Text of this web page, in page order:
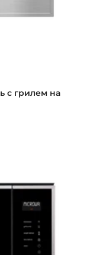
с грилем на